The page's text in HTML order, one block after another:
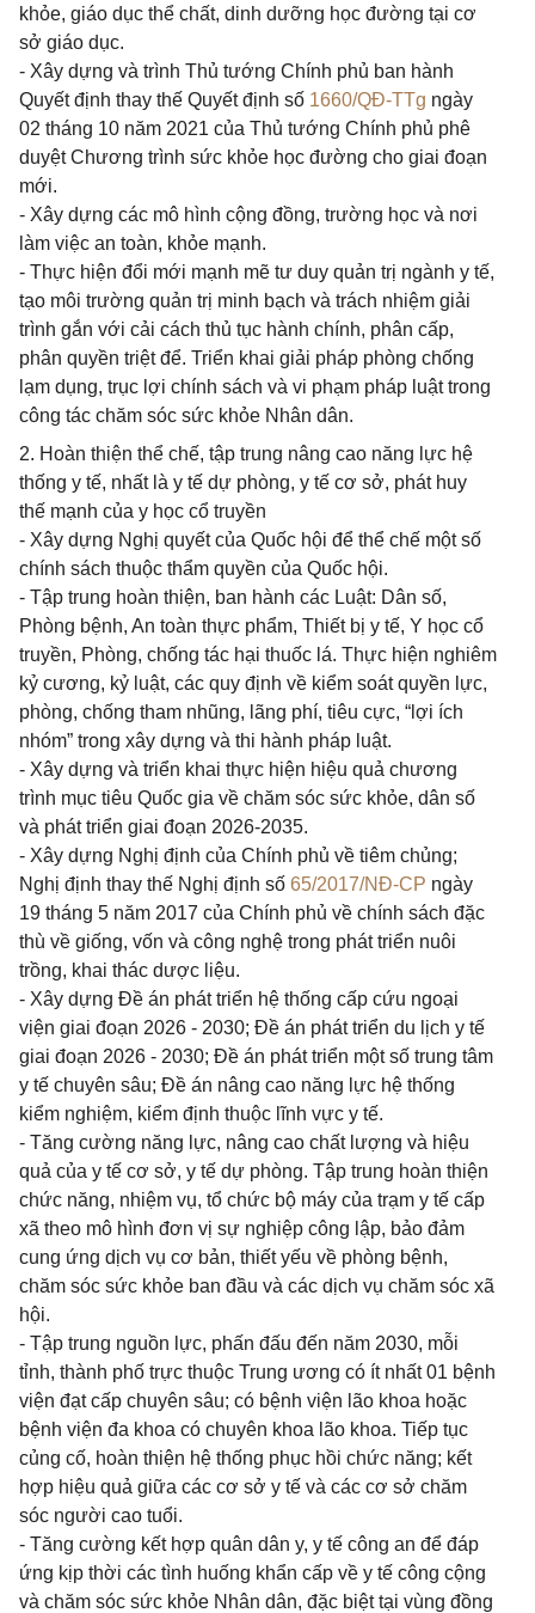
khỏe, giáo dục thể chất, dinh dưỡng học đường tại cơ
sở giáo dục.
- Xây dựng và trình Thủ tướng Chính phủ ban hành
Quyết định thay thế Quyết định số 1660/QĐ-TTg ngày
02 tháng 10 năm 2021 của Thủ tướng Chính phủ phê
duyệt Chương trình sức khỏe học đường cho giai đoạn
mới.
- Xây dựng các mô hình cộng đồng, trường học và nơi
làm việc an toàn, khỏe mạnh.
- Thực hiện đổi mới mạnh mẽ tư duy quản trị ngành y tế,
tạo môi trường quản trị minh bạch và trách nhiệm giải
trình gắn với cải cách thủ tục hành chính, phân cấp,
phân quyền triệt để. Triển khai giải pháp phòng chống
lạm dụng, trục lợi chính sách và vi phạm pháp luật trong
công tác chăm sóc sức khỏe Nhân dân.
2. Hoàn thiện thể chế, tập trung nâng cao năng lực hệ
thống y tế, nhất là y tế dự phòng, y tế cơ sở, phát huy
thế mạnh của y học cổ truyền
- Xây dựng Nghị quyết của Quốc hội để thể chế một số
chính sách thuộc thẩm quyền của Quốc hội.
- Tập trung hoàn thiện, ban hành các Luật: Dân số,
Phòng bệnh, An toàn thực phẩm, Thiết bị y tế, Y học cổ
truyền, Phòng, chống tác hại thuốc lá. Thực hiện nghiêm
kỷ cương, kỷ luật, các quy định về kiểm soát quyền lực,
phòng, chống tham nhũng, lãng phí, tiêu cực, “lợi ích
nhóm” trong xây dựng và thi hành pháp luật.
- Xây dựng và triển khai thực hiện hiệu quả chương
trình mục tiêu Quốc gia về chăm sóc sức khỏe, dân số
và phát triển giai đoạn 2026-2035.
- Xây dựng Nghị định của Chính phủ về tiêm chủng;
Nghị định thay thế Nghị định số 65/2017/NĐ-CP ngày
19 tháng 5 năm 2017 của Chính phủ về chính sách đặc
thù về giống, vốn và công nghệ trong phát triển nuôi
trồng, khai thác dược liệu.
- Xây dựng Đề án phát triển hệ thống cấp cứu ngoại
viện giai đoạn 2026 - 2030; Đề án phát triển du lịch y tế
giai đoạn 2026 - 2030; Đề án phát triển một số trung tâm
y tế chuyên sâu; Đề án nâng cao năng lực hệ thống
kiểm nghiệm, kiểm định thuộc lĩnh vực y tế.
- Tăng cường năng lực, nâng cao chất lượng và hiệu
quả của y tế cơ sở, y tế dự phòng. Tập trung hoàn thiện
chức năng, nhiệm vụ, tổ chức bộ máy của trạm y tế cấp
xã theo mô hình đơn vị sự nghiệp công lập, bảo đảm
cung ứng dịch vụ cơ bản, thiết yếu về phòng bệnh,
chăm sóc sức khỏe ban đầu và các dịch vụ chăm sóc xã
hội.
- Tập trung nguồn lực, phấn đấu đến năm 2030, mỗi
tỉnh, thành phố trực thuộc Trung ương có ít nhất 01 bệnh
viện đạt cấp chuyên sâu; có bệnh viện lão khoa hoặc
bệnh viện đa khoa có chuyên khoa lão khoa. Tiếp tục
củng cố, hoàn thiện hệ thống phục hồi chức năng; kết
hợp hiệu quả giữa các cơ sở y tế và các cơ sở chăm
sóc người cao tuổi.
- Tăng cường kết hợp quân dân y, y tế công an để đáp
ứng kịp thời các tình huống khẩn cấp về y tế công cộng
và chăm sóc sức khỏe Nhân dân, đặc biệt tại vùng đồng